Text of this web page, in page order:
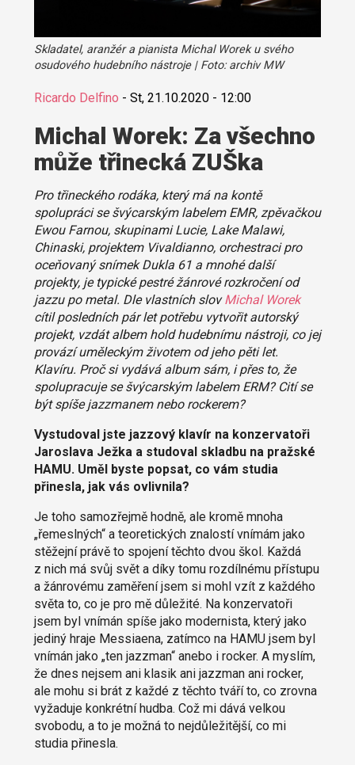
Skladatel, aranžér a pianista Michal Worek u svého
osudového hudebního nástroje | Foto: archiv MW
Ricardo Delfino - St, 21.10.2020 - 12:00
Michal Worek: Za všechno
může třinecká ZUŠka
Pro třineckého rodáka, který má na kontě
spolupráci se švýcarským labelem EMR, zpěvačkou
Ewou Farnou, skupinami Lucie, Lake Malawi,
Chinaski, projektem Vivaldianno, orchestraci pro
oceňovaný snímek Dukla 61 a mnohé další
projekty, je typické pestré žánrové rozkročení od
jazzu po metal. Dle vlastních slovMichal Worek
cítil posledních pár let potřebu vytvořit autorský
projekt, vzdát albem hold hudebnímu nástroji, co jej
provází uměleckým životem od jeho pěti let.
Klavíru. Proč si vydává album sám, i přes to, že
spolupracuje se švýcarským labelem ERM? Cití se
být spíše jazzmanem nebo rockerem?
Vystudoval jste jazzový klavír na konzervatoři
Jaroslava Ježka a studoval skladbu na pražské
HAMU. Uměl byste popsat, co vám studia
přinesla, jak vás ovlivnila?
Je toho samozřejmě hodně, ale kromě mnoha
„řemeslných“ a teoretických znalostí vnímám jako
stěžejní právě to spojení těchto dvou škol. Každá
z nich má svůj svět a díky tomu rozdílnému přístupu
a žánrovému zaměření jsem si mohl vzít z každého
světa to, co je pro mě důležité. Na konzervatoři
jsem byl vnímán spíše jako modernista, který jako
jediný hraje Messiaena, zatímco na HAMU jsem byl
vnímán jako „ten jazzman“ anebo i rocker. A myslím,
že dnes nejsem ani klasik ani jazzman ani rocker,
ale mohu si brát z každé z těchto tváří to, co zrovna
vyžaduje konkrétní hudba. Což mi dává velkou
svobodu, a to je možná to nejdůležitější, co mi
studia přinesla.